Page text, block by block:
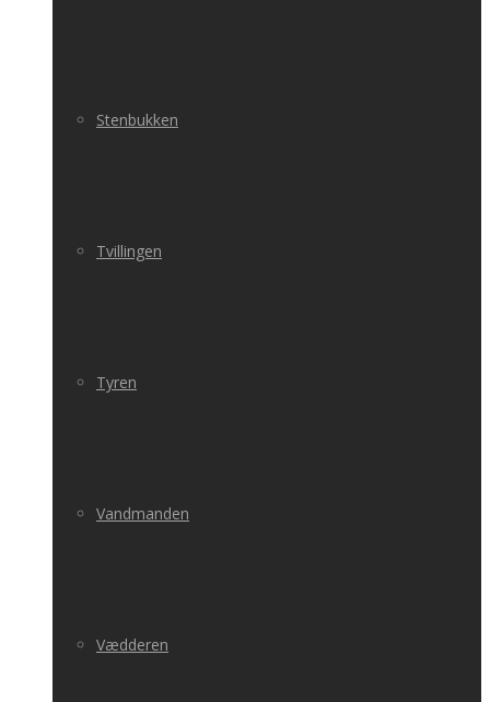
Stenbukken
Tvillingen
Tyren
Vandmanden
Vædderen